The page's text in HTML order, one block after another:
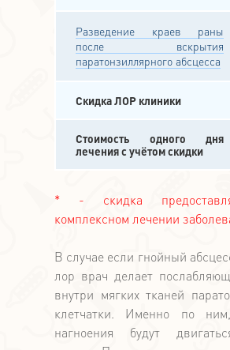
Разведение краев раны
после вскрытия
паратонзиллярного абсцесса
Скидка ЛОР клиники
Стоимость одного дня
лечения с учётом скидки
* - скидка
комплексном лечении
В случае если гнойный
лор врач делает
внутри мягких тканей
клетчатки. Именно по
нагноения будут